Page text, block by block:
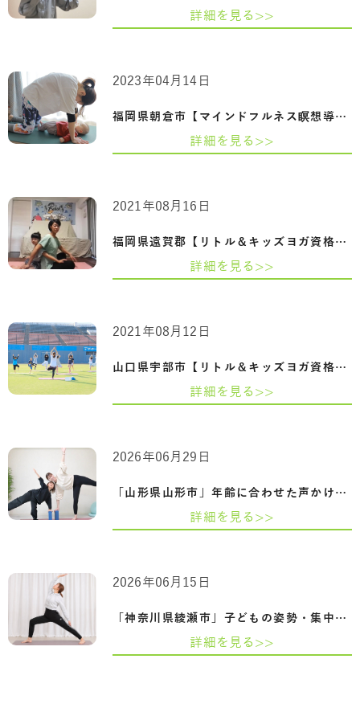
詳細を見る>>
福岡県朝倉市【マインドフルネス瞑想導入…
2023年04月14日
詳細を見る>>
福岡県遠賀郡【リトル＆キッズヨガ資格講…
2021年08月16日
詳細を見る>>
山口県宇部市【リトル＆キッズヨガ資格講…
2021年08月12日
詳細を見る>>
「山形県山形市」年齢に合わせた声かけと…
2026年06月29日
詳細を見る>>
「神奈川県綾瀬市」子どもの姿勢・集中力…
2026年06月15日
詳細を見る>>